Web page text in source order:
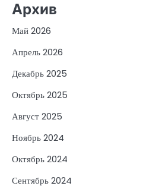
Архив
Май 2026
Апрель 2026
Декабрь 2025
Октябрь 2025
Август 2025
Ноябрь 2024
Октябрь 2024
Сентябрь 2024